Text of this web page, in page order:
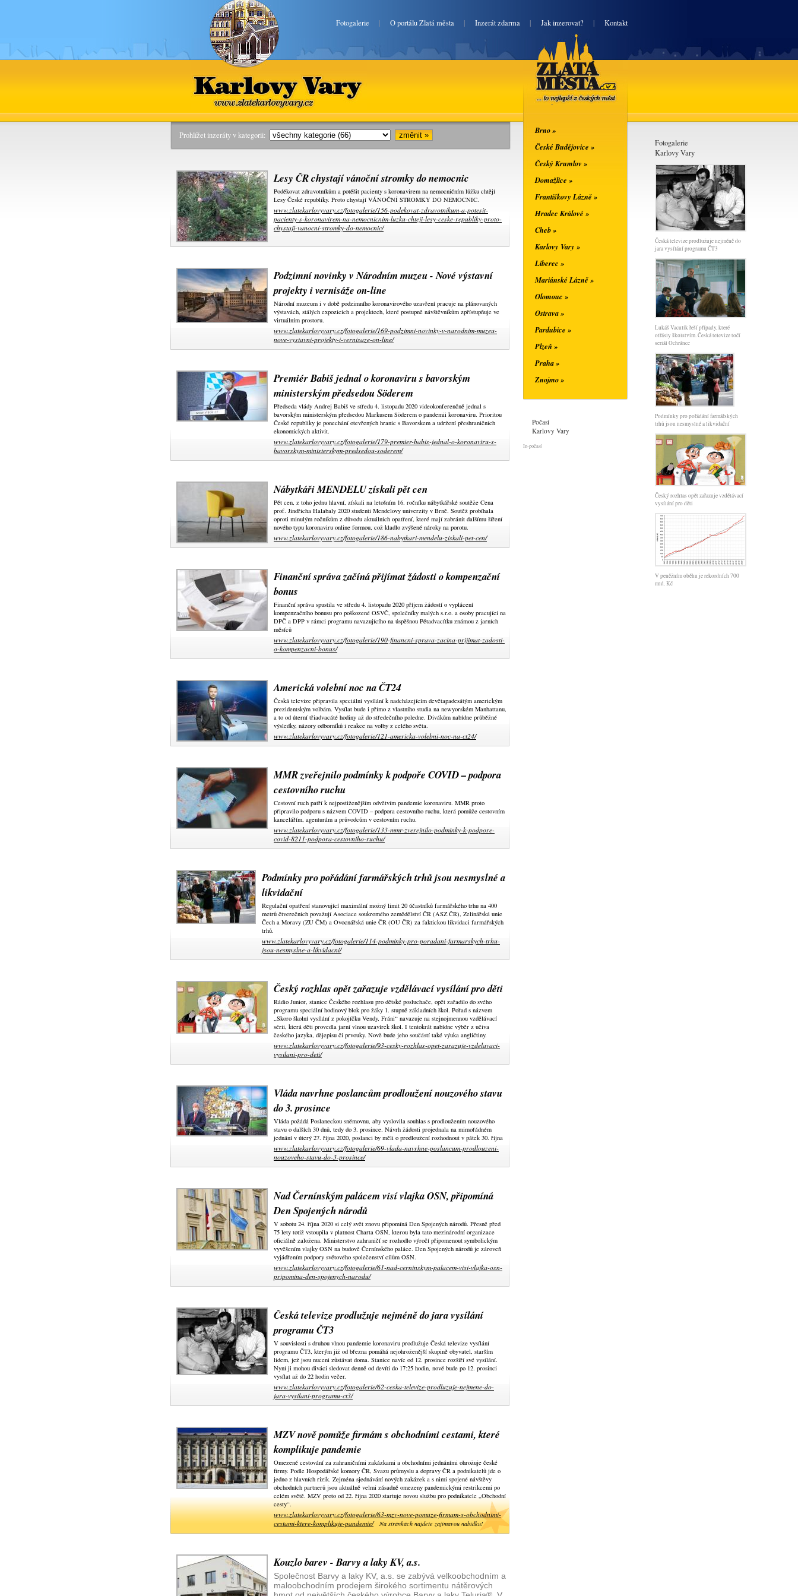
Fotogalerie | O portálu Zlatá města | Inzerát zdarma | Jak inzerovat? | Kontakt
Karlovy Vary
www.zlatekarlovyvary.cz
Prohlížet inzeráty v kategorii:
Lesy ČR chystají vánoční stromky do nemocnic
Poděkovat zdravotníkům a potěšit pacienty s koronavirem na nemocničním lůžku chtějí
Lesy České republiky. Proto chystají VÁNOČNÍ STROMKY DO NEMOCNIC.
www.zlatekarlovyvary.cz/fotogalerie/156-podekovat-zdravotnikum-a-potesit-
pacienty-s-koronavirem-na-nemocnicnim-luzku-chteji-lesy-ceske-republiky-proto-
chystaji-vanocni-stromky-do-nemocnic/
Podzimní novinky v Národním muzeu - Nové výstavní
projekty i vernisáže on-line
Národní muzeum i v době podzimního koronavirového uzavření pracuje na plánovaných
výstavách, stálých expozicích a projektech, které postupně návštěvníkům zpřístupňuje ve
virtuálním prostoru.
www.zlatekarlovyvary.cz/fotogalerie/169-podzimni-novinky-v-narodnim-muzeu-
nove-vystavni-projekty-i-vernisaze-on-line/
Premiér Babiš jednal o koronaviru s bavorským
ministerským předsedou Söderem
Předseda vlády Andrej Babiš ve středu 4. listopadu 2020 videokonferenčně jednal s
bavorským ministerským předsedou Markusem Söderem o pandemii koronaviru. Prioritou
České republiky je ponechání otevřených hranic s Bavorskem a udržení přeshraničních
ekonomických aktivit.
www.zlatekarlovyvary.cz/fotogalerie/179-premier-babis-jednal-o-koronaviru-s-
bavorskym-ministerskym-predsedou-soderem/
Nábytkáři MENDELU získali pět cen
Pět cen, z toho jednu hlavní, získali na letošním 16. ročníku nábytkářské soutěže Cena
prof. Jindřicha Halabaly 2020 studenti Mendelovy univerzity v Brně. Soutěž probíhala
oproti minulým ročníkům z důvodu aktuálních opatření, které mají zabránit dalšímu šíření
nového typu koronaviru online formou, což kladlo zvýšené nároky na porotu.
www.zlatekarlovyvary.cz/fotogalerie/186-nabytkari-mendelu-ziskali-pet-cen/
Finanční správa začíná přijímat žádosti o kompenzační
bonus
Finanční správa spustila ve středu 4. listopadu 2020 příjem žádostí o vyplácení
kompenzačního bonusu pro poškozené OSVČ, společníky malých s.r.o. a osoby pracující na
DPČ a DPP v rámci programu navazujícího na úspěšnou Pětadvacítku známou z jarních
měsíců
www.zlatekarlovyvary.cz/fotogalerie/190-financni-sprava-zacina-prijimat-zadosti-
o-kompenzacni-bonus/
Americká volební noc na ČT24
Česká televize připravila speciální vysílání k nadcházejícím devětapadesátým americkým
prezidentským volbám. Vysílat bude i přímo z vlastního studia na newyorském Manhattanu,
a to od úterní třiadvacáté hodiny až do středečního poledne. Divákům nabídne průběžné
výsledky, názory odborníků i reakce na volby z celého světa.
www.zlatekarlovyvary.cz/fotogalerie/121-americka-volebni-noc-na-ct24/
MMR zveřejnilo podmínky k podpoře COVID – podpora
cestovního ruchu
Cestovní ruch patří k nejpostiženějším odvětvím pandemie koronaviru. MMR proto
připravilo podporu s názvem COVID – podpora cestovního ruchu, která pomůže cestovním
kancelářím, agenturám a průvodcům v cestovním ruchu.
www.zlatekarlovyvary.cz/fotogalerie/133-mmr-zverejnilo-podminky-k-podpore-
covid-8211-podpora-cestovniho-ruchu/
Podmínky pro pořádání farmářských trhů jsou nesmyslné a
likvidační
Regulační opatření stanovující maximální možný limit 20 účastníků farmářského trhu na 400
metrů čtverečních považují Asociace soukromého zemědělství ČR (ASZ ČR), Zelinářská unie
Čech a Moravy (ZU ČM) a Ovocnářská unie ČR (OU ČR) za faktickou likvidaci farmářských
trhů.
www.zlatekarlovyvary.cz/fotogalerie/114-podminky-pro-poradani-farmarskych-trhu-
jsou-nesmyslne-a-likvidacni/
Český rozhlas opět zařazuje vzdělávací vysílání pro děti
Rádio Junior, stanice Českého rozhlasu pro dětské posluchače, opět zařadilo do svého
programu speciální hodinový blok pro žáky 1. stupně základních škol. Pořad s názvem
„Skoro školní vysílání z pokojíčku Vendy, Fráni“ navazuje na stejnojmennou vzdělávací
sérii, která děti provedla jarní vlnou uzavírek škol. I tentokrát nabídne výběr z učiva
českého jazyka, dějepisu či prvouky. Nově bude jeho součástí také výuka angličtiny.
www.zlatekarlovyvary.cz/fotogalerie/93-cesky-rozhlas-opet-zarazuje-vzdelavaci-
vysilani-pro-deti/
Vláda navrhne poslancům prodloužení nouzového stavu
do 3. prosince
Vláda požádá Poslaneckou sněmovnu, aby vyslovila souhlas s prodloužením nouzového
stavu o dalších 30 dnů, tedy do 3. prosince. Návrh žádosti projednala na mimořádném
jednání v úterý 27. října 2020, poslanci by měli o prodloužení rozhodnout v pátek 30. října
www.zlatekarlovyvary.cz/fotogalerie/69-vlada-navrhne-poslancum-prodlouzeni-
nouzoveho-stavu-do-3-prosince/
Nad Černínským palácem visí vlajka OSN, připomíná
Den Spojených národů
V sobotu 24. října 2020 si celý svět znovu připomíná Den Spojených národů. Přesně před
75 lety totiž vstoupila v platnost Charta OSN, kterou byla tato mezinárodní organizace
oficiálně založena. Ministerstvo zahraničí se rozhodlo výročí připomenout symbolickým
vyvěšením vlajky OSN na budově Černínského paláce. Den Spojených národů je zároveň
vyjádřením podpory světového společenství cílům OSN.
www.zlatekarlovyvary.cz/fotogalerie/61-nad-cerninskym-palacem-visi-vlajka-osn-
pripomina-den-spojenych-narodu/
Česká televize prodlužuje nejméně do jara vysílání
programu ČT3
V souvislosti s druhou vlnou pandemie koronaviru prodlužuje Česká televize vysílání
programu ČT3, kterým již od března pomáhá nejohroženější skupině obyvatel, starším
lidem, jež jsou nuceni zůstávat doma. Stanice navíc od 12. prosince rozšíří své vysílání.
Nyní ji mohou diváci sledovat denně od devíti do 17:25 hodin, nově bude po 12. prosinci
vysílat až do 22 hodin večer.
www.zlatekarlovyvary.cz/fotogalerie/62-ceska-televize-prodluzuje-nejmene-do-
jara-vysilani-programu-ct3/
MZV nově pomůže firmám s obchodními cestami, které
komplikuje pandemie
Omezené cestování za zahraničními zakázkami a obchodními jednáními ohrožuje české
firmy. Podle Hospodářské komory ČR, Svazu průmyslu a dopravy ČR a podnikatelů jde o
jedno z hlavních rizik. Zejména sjednávání nových zakázek a s nimi spojené návštěvy
obchodních partnerů jsou aktuálně velmi zásadně omezeny pandemickými restrikcemi po
celém světě. MZV proto od 22. října 2020 startuje novou službu pro podnikatele „Obchodní
cesty“.
www.zlatekarlovyvary.cz/fotogalerie/63-mzv-nove-pomuze-firmam-s-obchodnimi-
cestami-ktere-komplikuje-pandemie/
Na stránkách najdete zajímavou nabídku!
Kouzlo barev - Barvy a laky KV, a.s.
Společnost Barvy a laky KV, a.s. se zabývá velkoobchodním a
maloobchodním prodejem širokého sortimentu nátěrových
Fotogalerie
Karlovy Vary
Česká televize prodlužuje nejméně do
jara vysílání programu ČT3
Lukáš Vaculík řeší případy, které
otřásly školstvím. Česká televize točí
seriál Ochránce
Podmínky pro pořádání farmářských
trhů jsou nesmyslné a likvidační
Český rozhlas opět zařazuje vzdělávací
vysílání pro děti
V peněžním oběhu je rekordních 700
mld. Kč
Zlatá města
... to nejlepší z
českých měst
Brno »
České Budějovice »
Český Krumlov »
Domažlice »
Františkovy Lázně »
Hradec Králové »
Cheb »
Karlovy Vary »
Liberec »
Mariánské Lázně »
Olomouc »
Ostrava »
Pardubice »
Plzeň »
Praha »
Znojmo »
Počasí
Karlovy Vary
In-počasí